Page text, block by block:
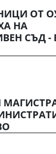
ОТ
НА
СЪД -